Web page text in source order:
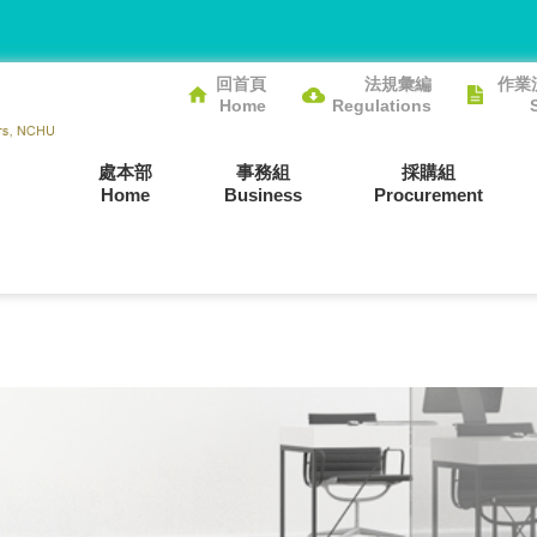
回首頁
Home
法規彙編
Regulations
作業
處本部
Home
事務組
Business
採購組
Procurement